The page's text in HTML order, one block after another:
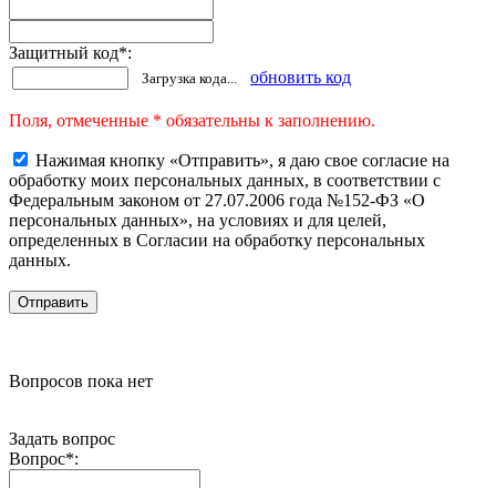
Защитный код*:
Загрузка кода... обновить код
Поля, отмеченные * обязательны к заполнению.
Нажимая кнопку «Отправить», я даю свое согласие на
обработку моих персональных данных, в соответствии с
Федеральным законом от 27.07.2006 года №152-ФЗ «О
персональных данных», на условиях и для целей,
определенных в Согласии на обработку персональных
данных.
Вопросов пока нет
Задать вопрос
Вопрос*: